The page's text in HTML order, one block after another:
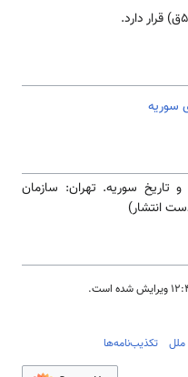
سوریه
فرهنگ و تاریخ سوریه. تهران: سازمان
انتشار)
ملل تکذیب‌نامه‌ها